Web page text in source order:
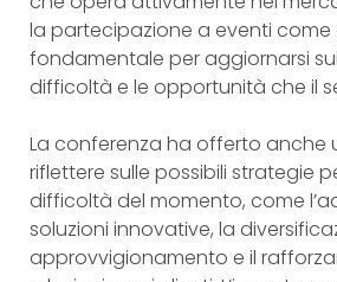
la partecipazione a eventi come
fondamentale per aggiornarsi
difficoltà e le opportunità che il
La conferenza ha offerto anche
riflettere sulle possibili strategie
difficoltà del momento, come
soluzioni innovative, la
approvvigionamento e il